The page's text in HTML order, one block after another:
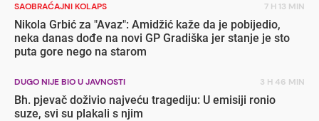
SAOBRAĆAJNI KOLAPS 7 H 13 MIN
Nikola Grbić za "Avaz": Amidžić kaže da je pobijedio,
neka danas dođe na novi GP Gradiška jer stanje je sto
puta gore nego na starom
DUGO NIJE BIO U JAVNOSTI 3 H 46 MIN
Bh. pjevač doživio najveću tragediju: U emisiji ronio
suze, svi su plakali s njim